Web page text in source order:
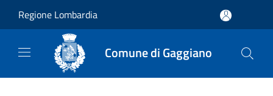
Regione Lombardia
Comune di Gaggiano